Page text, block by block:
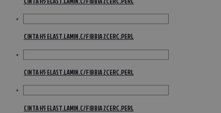
CINTA H5 ELAST.LAMIN.C/FIBBIA 2CERC.PERL
CINTA H5 ELAST.LAMIN.C/FIBBIA 2CERC.PERL
CINTA H5 ELAST.LAMIN.C/FIBBIA 2CERC.PERL